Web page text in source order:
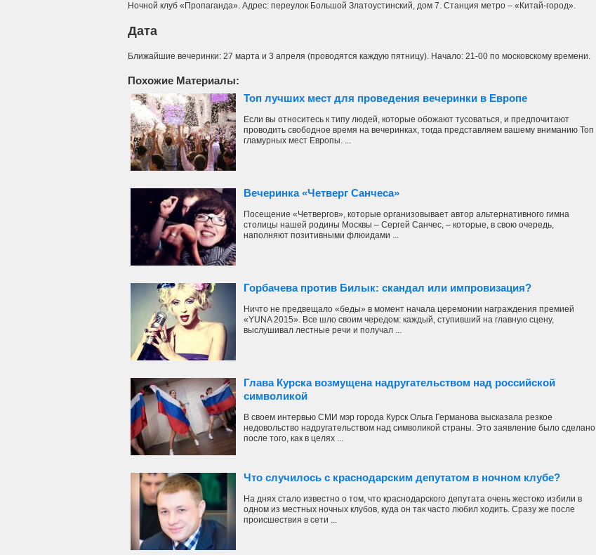
Ночной клуб «Пропаганда». Адрес: переулок Большой Златоустинский, дом 7. Станция метро – «Китай-город».
Дата
Ближайшие вечеринки: 27 марта и 3 апреля (проводятся каждую пятницу). Начало: 21-00 по московскому времени.
Похожие Материалы:
Топ лучших мест для проведения вечеринки в Европе
Если вы относитесь к типу людей, которые обожают тусоваться, и предпочитают
проводить свободное время на вечеринках, тогда представляем вашему вниманию Топ
гламурных мест Европы. ...
Вечеринка «Четверг Санчеса»
Посещение «Четвергов», которые организовывает автор альтернативного гимна
столицы нашей родины Москвы – Сергей Санчес, – которые, в свою очередь,
наполняют позитивными флюидами ...
Горбачева против Билык: скандал или импровизация?
Ничто не предвещало «беды» в момент начала церемонии награждения премией
«YUNA 2015». Все шло своим чередом: каждый, ступивший на главную сцену,
выслушивал лестные речи и получал ...
Глава Курска возмущена надругательством над российской
символикой
В своем интервью СМИ мэр города Курск Ольга Германова высказала резкое
недовольство надругательством над символикой страны. Это заявление было сделано
после того, как в целях ...
Что случилось с краснодарским депутатом в ночном клубе?
На днях стало известно о том, что краснодарского депутата очень жестоко избили в
одном из местных ночных клубов, куда он так часто любил ходить. Сразу же после
происшествия в сети ...